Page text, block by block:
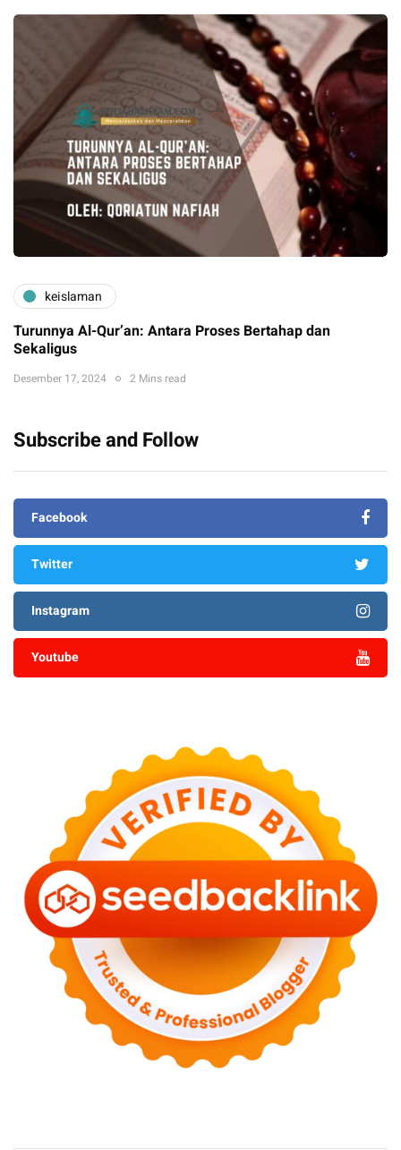
keislaman
Turunnya Al-Qur’an: Antara Proses Bertahap dan
Sekaligus
Desember 17, 2024 2 Mins read
Subscribe and Follow
Facebook
Twitter
Instagram
Youtube